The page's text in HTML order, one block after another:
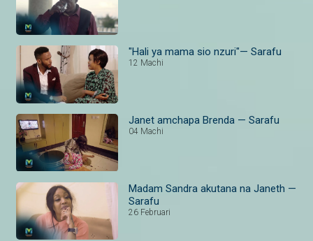
"Hali ya mama sio nzuri"— Sarafu
12 Machi
Janet amchapa Brenda — Sarafu
04 Machi
Madam Sandra akutana na Janeth —
Sarafu
26 Februari